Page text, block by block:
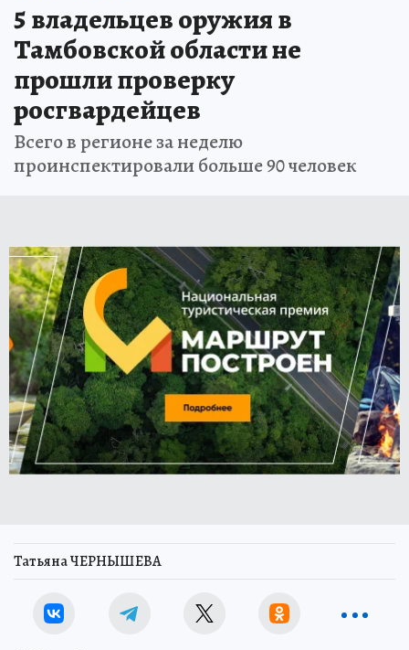
5 владельцев оружия в
Тамбовской области не
прошли проверку
росгвардейцев
Всего в регионе за неделю
проинспектировали больше 90 человек
Татьяна ЧЕРНЫШЕВА